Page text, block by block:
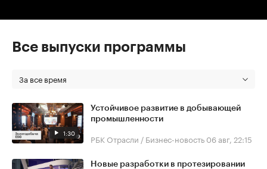
Все выпуски программы
За все время
1:30
Устойчивое развитие в добывающей
промышленности
РБК Отрасли / Бизнес-новость 06 авг, 22:15
Новые разработки в протезировании